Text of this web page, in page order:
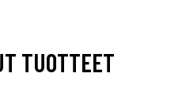
TUOTTEET